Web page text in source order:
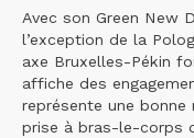
Avec son Green New
l’exception de la
axe Bruxelles-Pékin
affiche des
représente une
prise à bras-le-corps